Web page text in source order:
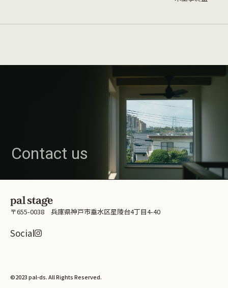
Contact us
〒655-0038 兵庫県神戸市垂水区星陵台4丁目4-40
Social
©2023 pal-ds. All Rights Reserved.